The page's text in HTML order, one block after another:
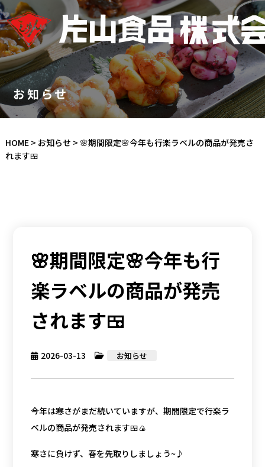
お知らせ
HOME> お知らせ > 🌸期間限定🌸今年も行楽ラベルの商品が発売さ
れます🍱
🌸期間限定🌸今年も行
楽ラベルの商品が発売
されます🍱
2026-03-13 お知らせ
今年は寒さがまだ続いていますが、期間限定で行楽ラ
ベルの商品が発売されます🍱🍙
寒さに負けず、春を先取りしましょう~♪